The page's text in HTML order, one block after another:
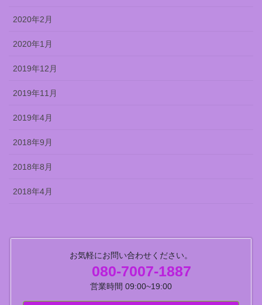
2020年2月
2020年1月
2019年12月
2019年11月
2019年4月
2018年9月
2018年8月
2018年4月
お気軽にお問い合わせください。
080-7007-1887
営業時間 09:00~19:00